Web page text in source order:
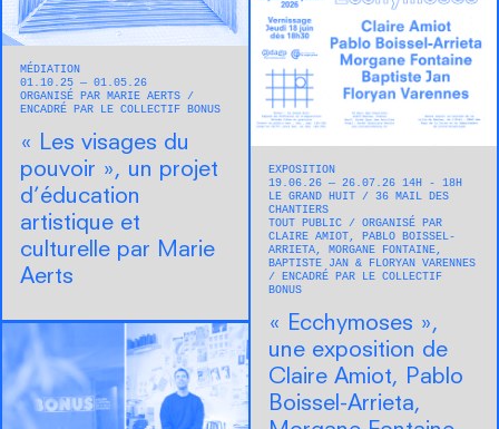
MÉDIATION
01.10.25 — 01.05.26
ORGANISÉ PAR MARIE AERTS
ENCADRÉ PAR LE COLLECTIF BONUS
« Les visages du
pouvoir », un projet
d’éducation
artistique et
culturelle par Marie
Aerts
EXPOSITION
19.06.26 — 26.07.26 14H - 18H
LE GRAND HUIT
36 MAIL DES
CHANTIERS
TOUT PUBLIC
ORGANISÉ PAR
CLAIRE AMIOT, PABLO BOISSEL-
ARRIETA, MORGANE FONTAINE,
BAPTISTE JAN & FLORYAN VARENNES
ENCADRÉ PAR LE COLLECTIF
BONUS
« Ecchymoses »,
une exposition de
Claire Amiot, Pablo
Boissel-Arrieta,